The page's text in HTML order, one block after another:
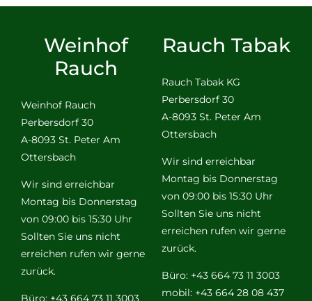
Weinhof
Rauch
Weinhof Rauch
Perbersdorf 30
A-8093 St. Peter Am
Ottersbach
Wir sind erreichbar
Montag bis Donnerstag
von 09:00 bis 15:30 Uhr
Sollten Sie uns nicht
erreichen rufen wir gerne
zurück.
Büro: +43 664 73 11 3003
Rauch Tabak
Rauch Tabak KG
Perbersdorf 30
A-8093 St. Peter Am
Ottersbach
Wir sind erreichbar
Montag bis Donnerstag
von 09:00 bis 15:30 Uhr
Sollten Sie uns nicht
erreichen rufen wir gerne
zurück.
Büro: +43 664 73 11 3003
mobil: +43 664 28 08 437